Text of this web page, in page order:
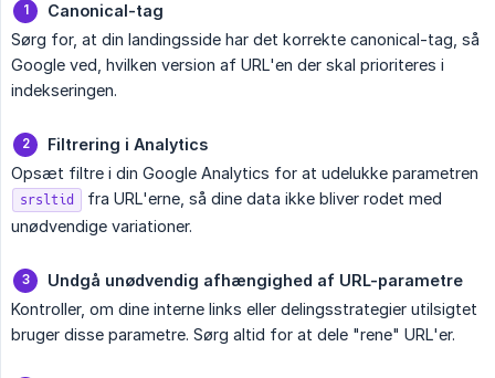
Canonical-tag
Sørg for, at din landingsside har det korrekte canonical-tag, så
Google ved, hvilken version af URL'en der skal prioriteres i
indekseringen.
Filtrering i Analytics
Opsæt filtre i din Google Analytics for at udelukke parametren
srsltid
fra URL'erne, så dine data ikke bliver rodet med
unødvendige variationer.
Undgå unødvendig afhængighed af URL-parametre
Kontroller, om dine interne links eller delingsstrategier utilsigtet
bruger disse parametre. Sørg altid for at dele "rene" URL'er.